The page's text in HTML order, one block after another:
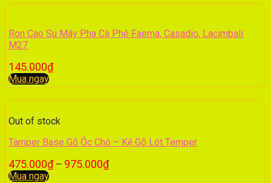
Ron Cao Su Máy Pha Cà Phê Faema, Casadio, Lacimbali
M27
145.000₫
Mua ngay
Out of stock
Tamper Base Gỗ Óc Chó – Kệ Gỗ Lót Temper
475.000₫– 975.000₫
Mua ngay